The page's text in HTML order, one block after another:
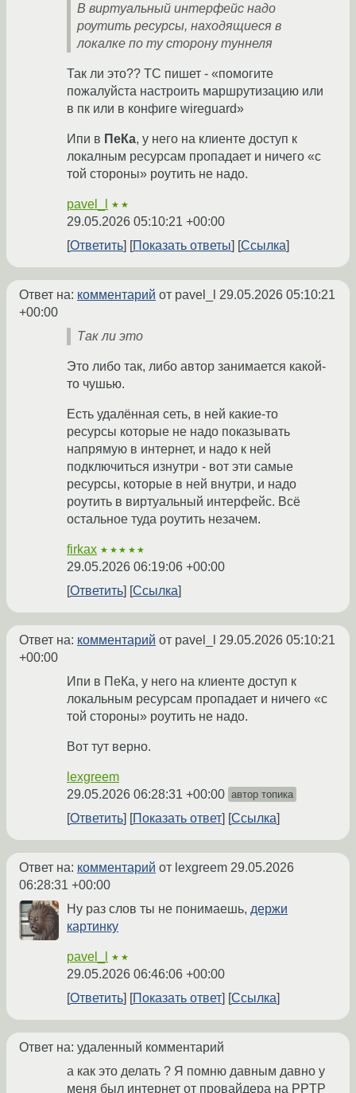
В виртуальный интерфейс надо
роутить ресурсы, находящиеся в
локалке по ту сторону туннеля
Так ли это?? ТС пишет - «помогите
пожалуйста настроить маршрутизацию или
в пк или в конфиге wireguard»
Ипи в ПеКа, у него на клиенте доступ к
локалным ресурсам пропадает и ничего «с
той стороны» роутить не надо.
pavel_l ★★
29.05.2026 05:10:21 +00:00
Ответить
Показать ответы Ссылка
Ответ на: комментарий от pavel_l 29.05.2026 05:10:21
+00:00
Так ли это
Это либо так, либо автор занимается какой-
то чушью.
Есть удалённая сеть, в ней какие-то
ресурсы которые не надо показывать
напрямую в интернет, и надо к ней
подключиться изнутри - вот эти самые
ресурсы, которые в ней внутри, и надо
роутить в виртуальный интерфейс. Всё
остальное туда роутить незачем.
firkax ★★★★★
29.05.2026 06:19:06 +00:00
Ответить
Ссылка
Ответ на: комментарий от pavel_l 29.05.2026 05:10:21
+00:00
Ипи в ПеКа, у него на клиенте доступ к
локальным ресурсам пропадает и ничего «с
той стороны» роутить не надо.
Вот тут верно.
lexgreem
29.05.2026 06:28:31 +00:00 автор топика
Ответить Показать ответ Ссылка
Ответ на: комментарий от lexgreem 29.05.2026
06:28:31 +00:00
Ну раз слов ты не понимаешь, держи
картинку
pavel_l ★★
29.05.2026 06:46:06 +00:00
Ответить
Показать ответ Ссылка
Ответ на: удаленный комментарий
а как это делать ? Я помню давным давно у
меня был интернет от провайдера на PPTP